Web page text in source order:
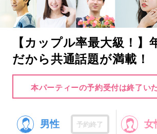
【カップル率最大級！】
だから共通話題が満載！
本パーティーの予約受付は終了い
男性 予約終了 女